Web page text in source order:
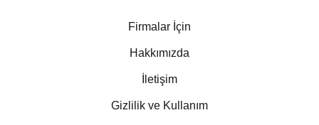
Firmalar İçin
Hakkımızda
İletişim
Gizlilik ve Kullanım